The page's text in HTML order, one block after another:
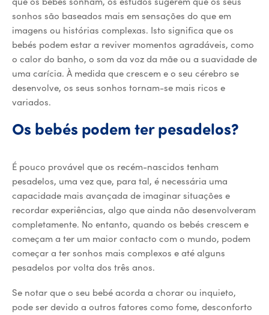
sonhos são baseados mais em sensações do que em
imagens ou histórias complexas. Isto significa que os
bebés podem estar a reviver momentos agradáveis, como
o calor do banho, o som da voz da mãe ou a suavidade de
uma carícia. À medida que crescem e o seu cérebro se
desenvolve, os seus sonhos tornam-se mais ricos e
variados.
Os bebés podem ter pesadelos?
É pouco provável que os recém-nascidos tenham
pesadelos, uma vez que, para tal, é necessária uma
capacidade mais avançada de imaginar situações e
recordar experiências, algo que ainda não desenvolveram
completamente. No entanto, quando os bebés crescem e
começam a ter um maior contacto com o mundo, podem
começar a ter sonhos mais complexos e até alguns
pesadelos por volta dos três anos.
Se notar que o seu bebé acorda a chorar ou inquieto,
pode ser devido a outros fatores como fome, desconforto